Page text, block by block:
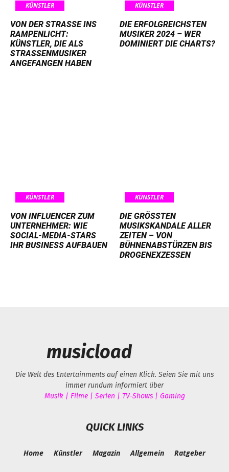
KÜNSTLER
VON DER STRASSE INS R
AMPENLICHT: K
ÜNSTLER, DIE ALS S
TRASSENMUSIKER AN
GEFANGEN HABEN
KÜNSTLER
DIE ERFOLGREICHSTEN
MUSIKER 2024 – WER
DOMINIERT DIE CHARTS?
KÜNSTLER
VON INFLUENCER ZUM
UNTERNEHMER: WIE
SOCIAL-MEDIA-STARS
IHR BUSINESS AUFBAUEN
KÜNSTLER
DIE GRÖSSTEN M
USIKSKANDALE ALLER Z
EITEN – VON B
ÜHNENABSTÜRZEN BIS D
ROGENEXZESSEN
musicload
Die Welt des Entertainments auf einen Klick. Seien Sie mit uns
immer rundum informiert über
Musik | Filme | Serien | TV-Shows | Gaming
QUICK LINKS
Home Künstler Magazin Allgemein Ratgeber